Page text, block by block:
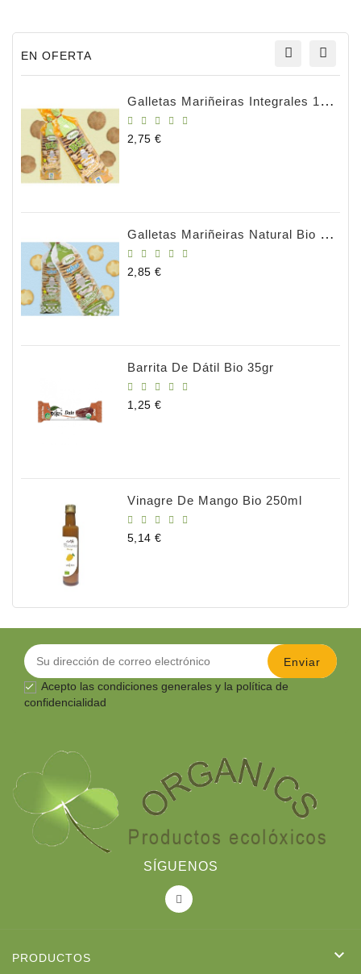
EN OFERTA
Galletas Mariñeiras Integrales 180g BIO
Precio
2,75 €
Galletas Mariñeiras Natural Bio 180gr
Precio
2,85 €
Barrita De Dátil Bio 35gr
Precio
1,25 €
Vinagre De Mango Bio 250ml
Precio
5,14 €
 Acepto las condiciones generales y la política de
confidencialidad
SÍGUENOS
PRODUCTOS
